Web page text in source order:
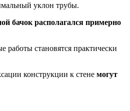
уклон трубы.
бачок располагался примерно
работы становятся практически
конструкции к стене могут